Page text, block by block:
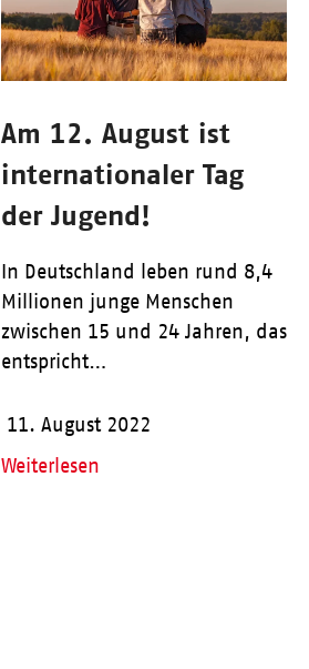
Am 12. August ist
internationaler Tag
der Jugend!
In Deutschland leben rund 8,4
Millionen junge Menschen
zwischen 15 und 24 Jahren, das
entspricht…
11. August 2022
Weiterlesen